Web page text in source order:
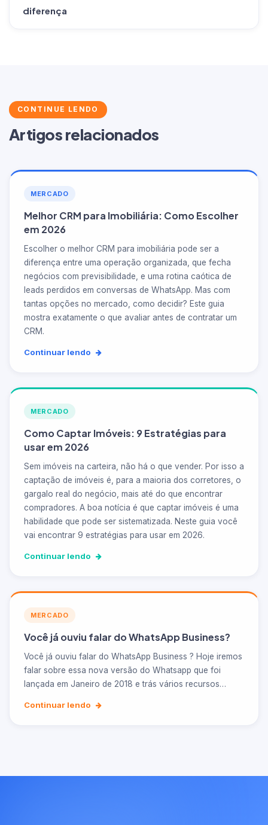
diferença
CONTINUE LENDO
Artigos relacionados
MERCADO
Melhor CRM para Imobiliária: Como Escolher
em 2026
Escolher o melhor CRM para imobiliária pode ser a
diferença entre uma operação organizada, que fecha
negócios com previsibilidade, e uma rotina caótica de
leads perdidos em conversas de WhatsApp. Mas com
tantas opções no mercado, como decidir? Este guia
mostra exatamente o que avaliar antes de contratar um
CRM.
Continuar lendo
MERCADO
Como Captar Imóveis: 9 Estratégias para
usar em 2026
Sem imóveis na carteira, não há o que vender. Por isso a
captação de imóveis é, para a maioria dos corretores, o
gargalo real do negócio, mais até do que encontrar
compradores. A boa notícia é que captar imóveis é uma
habilidade que pode ser sistematizada. Neste guia você
vai encontrar 9 estratégias para usar em 2026.
Continuar lendo
MERCADO
Você já ouviu falar do WhatsApp Business?
Você já ouviu falar do WhatsApp Business ? Hoje iremos
falar sobre essa nova versão do Whatsapp que foi
lançada em Janeiro de 2018 e trás vários recursos…
Continuar lendo